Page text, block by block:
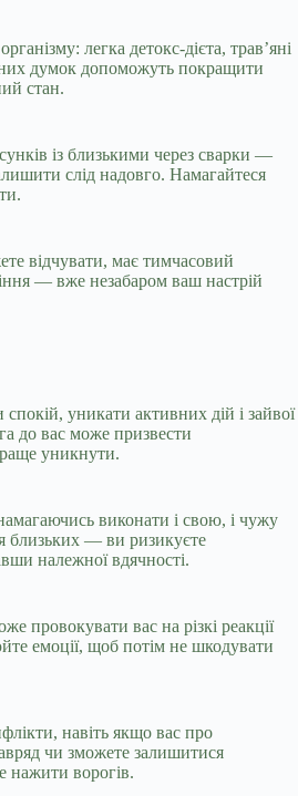
легка детокс-дієта, трав’яні
думок допоможуть покращити
стан.
із близькими через сварки —
слід надовго. Намагайтеся
відчувати, має тимчасовий
— вже незабаром ваш настрій
уникати активних дій і зайвої
до вас може призвести
уникнути.
виконати і свою, і чужу
близьких — ви ризикуєте
належної вдячності.
провокувати вас на різкі реакції
емоції, щоб потім не шкодувати
навіть якщо вас про
чи зможете залишитися
нажити ворогів.